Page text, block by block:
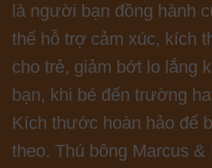
là người bạn đồng hành
thể hỗ trợ cảm xúc, kích
cho trẻ, giảm bớt lo lắng
bạn, khi bé đến trường
Kích thước hoàn hảo để
theo. Thú bông Marcus &